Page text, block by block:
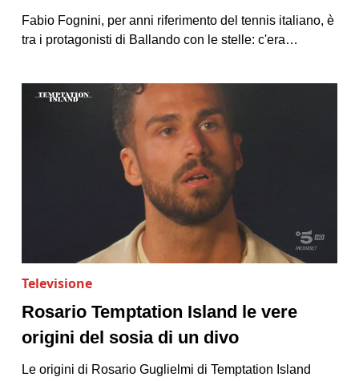
Fabio Fognini, per anni riferimento del tennis italiano, è
tra i protagonisti di Ballando con le stelle: c'era…
Televisione
Rosario Temptation Island le vere
origini del sosia di un divo
Le origini di Rosario Guglielmi di Temptation Island